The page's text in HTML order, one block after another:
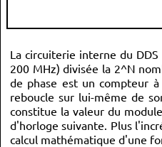
La circuiterie interne du
200 MHz) divisée la 2^N
de phase est un compteur
reboucle sur lui-même de
constitue la valeur du
d'horloge suivante. Plus
calcul mathématique d'une